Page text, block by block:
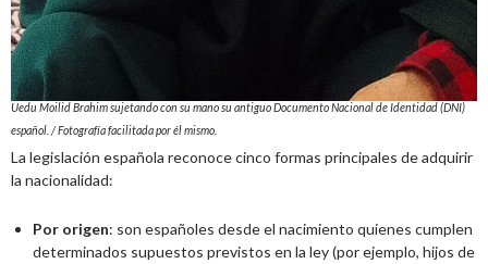
Uedu Moilid Brahim sujetando con su mano su antiguo Documento Nacional de Identidad (DNI)
español. / Fotografía facilitada por él mismo.
La legislación española reconoce cinco formas principales de adquirir
la nacionalidad:
Por origen: son españoles desde el nacimiento quienes cumplen
determinados supuestos previstos en la ley (por ejemplo, hijos de